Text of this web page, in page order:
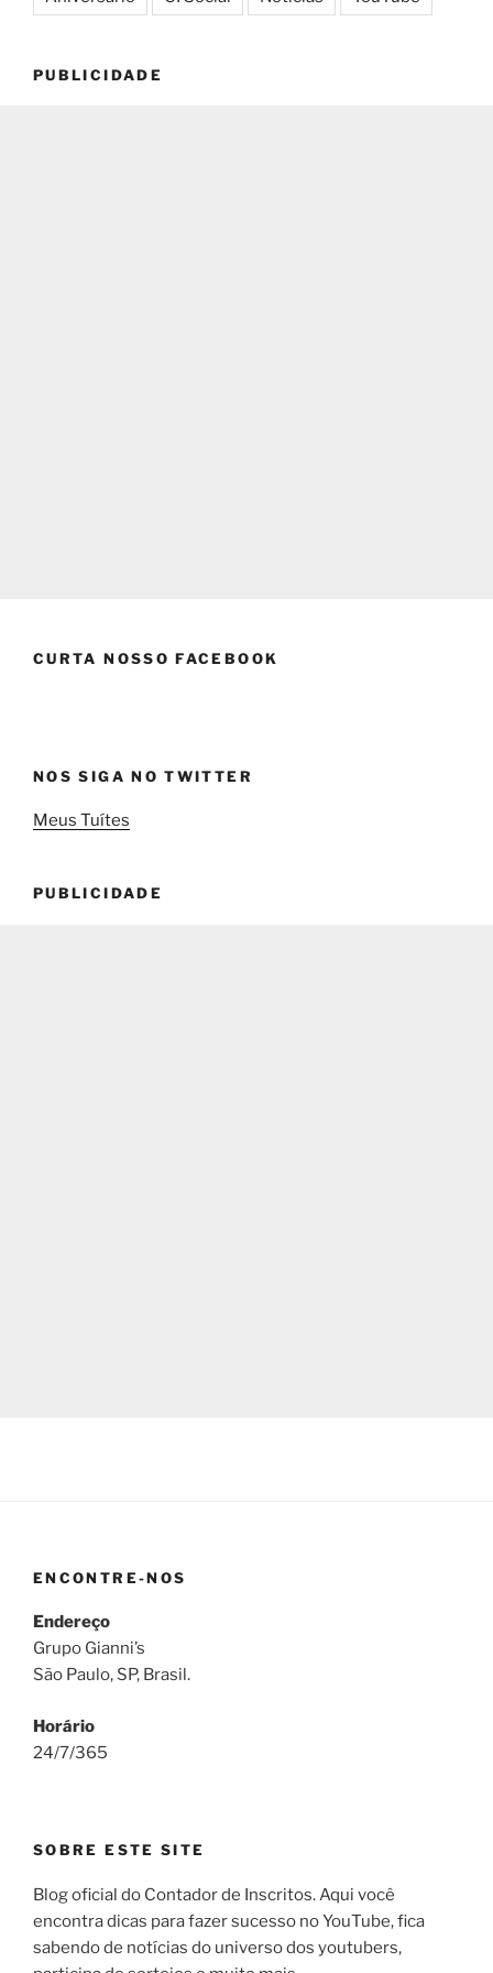
PUBLICIDADE
CURTA NOSSO FACEBOOK
NOS SIGA NO TWITTER
Meus Tuítes
PUBLICIDADE
ENCONTRE-NOS
Endereço
Grupo Gianni’s
São Paulo, SP, Brasil.
Horário
24/7/365
SOBRE ESTE SITE
Blog oficial do Contador de Inscritos. Aqui você
encontra dicas para fazer sucesso no YouTube, fica
sabendo de notícias do universo dos youtubers,